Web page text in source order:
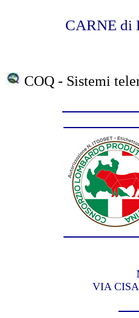
CARNE di
COQ - Sistemi
VIA